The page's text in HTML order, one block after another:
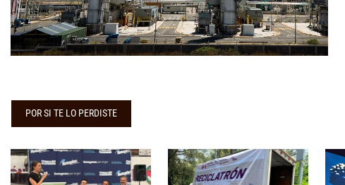
POR SI TE LO PERDISTE